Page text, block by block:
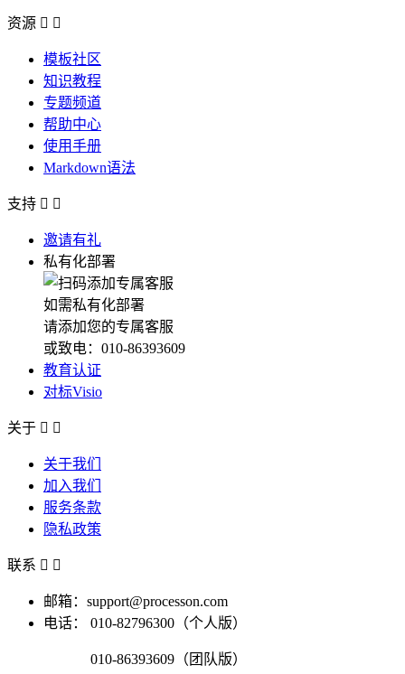
资源  
模板社区
知识教程
专题频道
帮助中心
使用手册
Markdown语法
支持  
邀请有礼
私有化部署
如需私有化部署
请添加您的专属客服
或致电：010-86393609
教育认证
对标Visio
关于  
关于我们
加入我们
服务条款
隐私政策
联系  
邮箱：support@processon.com
电话：
010-82796300（个人版）
010-86393609（团队版）